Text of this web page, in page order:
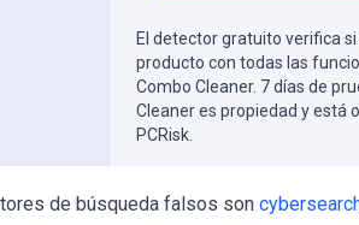
El detector gratuito verifica
producto con todas las
Combo Cleaner. 7 días de
Cleaner es propiedad y está
PCRisk.
de búsqueda falsos son